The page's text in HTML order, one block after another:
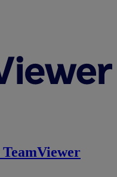
TeamViewer